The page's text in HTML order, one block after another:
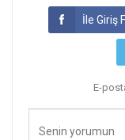
İle Giriş
E-